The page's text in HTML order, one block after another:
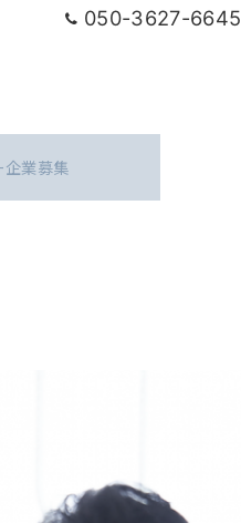
050-3627-6645
企業募集